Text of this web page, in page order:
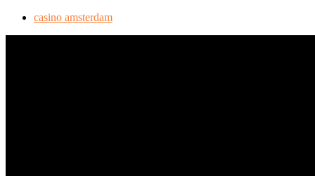
casino amsterdam